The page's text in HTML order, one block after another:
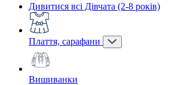
Дивитися всі Дівчата (2-8 років)
Плаття, сарафани
Вишиванки